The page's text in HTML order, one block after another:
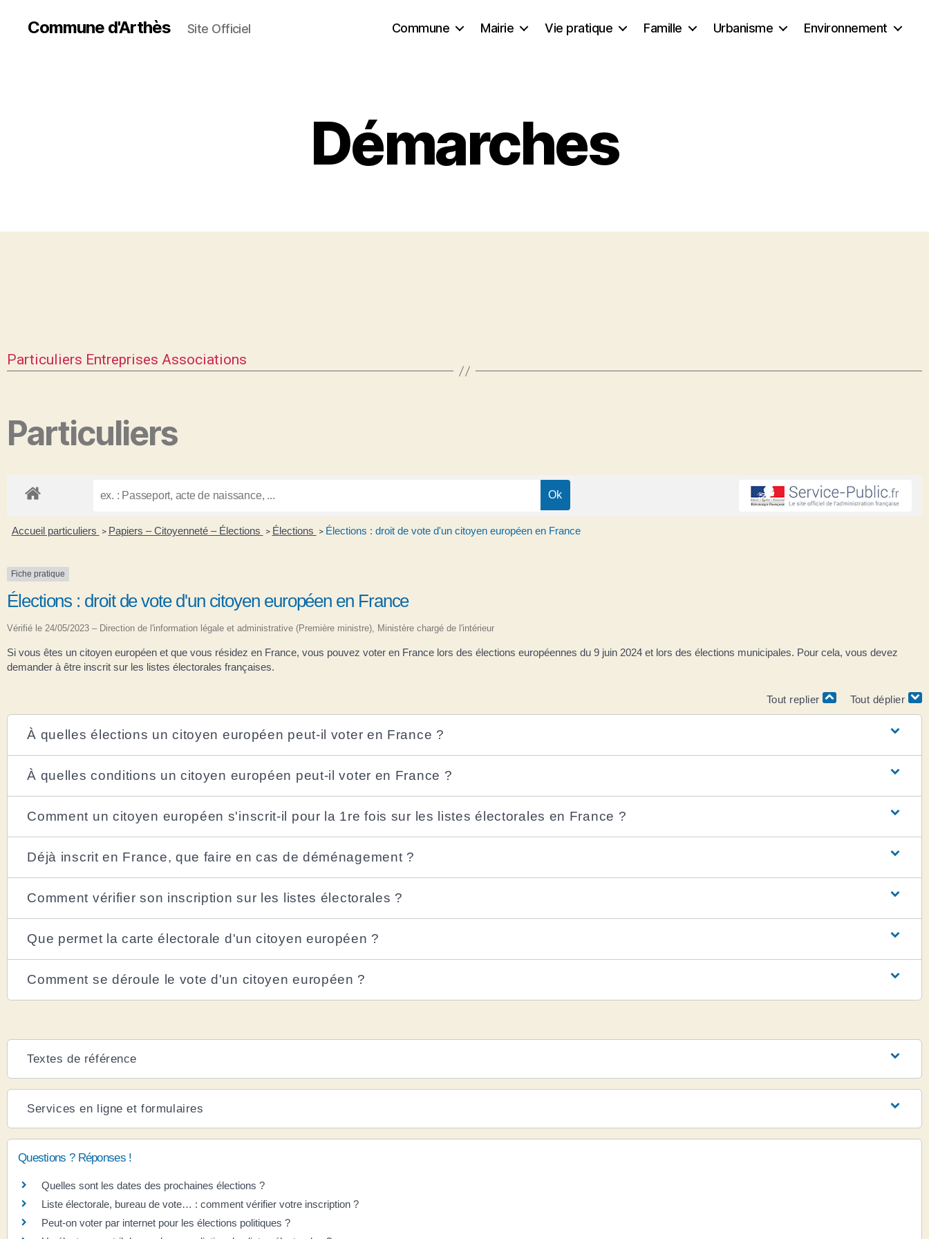
Commune d'Arthès Site Officiel Commune Mairie Vie pratique Famille Urbanisme Environnement
Démarches
Particuliers Entreprises Associations
Particuliers
Accueil particuliers > Papiers – Citoyenneté – Élections > Élections > Élections : droit de vote d'un citoyen européen en France
Fiche pratique
Élections : droit de vote d'un citoyen européen en France
Vérifié le 24/05/2023 – Direction de l'information légale et administrative (Première ministre), Ministère chargé de l'intérieur
Si vous êtes un citoyen européen et que vous résidez en France, vous pouvez voter en France lors des élections européennes du 9 juin 2024 et lors des élections municipales. Pour cela, vous devez
demander à être inscrit sur les listes électorales françaises.
Tout replier Tout déplier
À quelles élections un citoyen européen peut-il voter en France ?
À quelles conditions un citoyen européen peut-il voter en France ?
Comment un citoyen européen s'inscrit-il pour la 1re fois sur les listes électorales en France ?
Déjà inscrit en France, que faire en cas de déménagement ?
Comment vérifier son inscription sur les listes électorales ?
Que permet la carte électorale d'un citoyen européen ?
Comment se déroule le vote d'un citoyen européen ?
Textes de référence
Services en ligne et formulaires
Questions ? Réponses !
Quelles sont les dates des prochaines élections ?
Liste électorale, bureau de vote… : comment vérifier votre inscription ?
Peut-on voter par internet pour les élections politiques ?